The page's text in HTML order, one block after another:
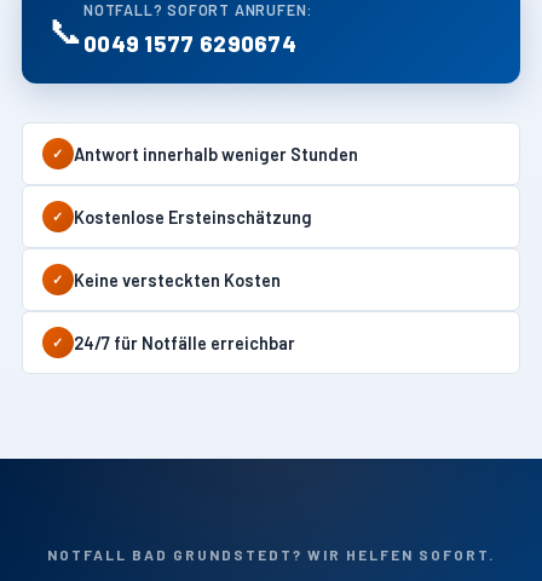
📞 NOTFALL? SOFORT ANRUFEN:
0049 1577 6290674
✓ Antwort innerhalb weniger Stunden
✓ Kostenlose Ersteinschätzung
✓ Keine versteckten Kosten
✓ 24/7 für Notfälle erreichbar
NOTFALL BAD GRUNDSTEDT? WIR HELFEN SOFORT.